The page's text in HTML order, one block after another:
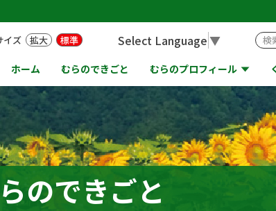
ホーム むらのできごと むらのプロフィール
イズ 拡大 標準 Select Language▼
のできごと